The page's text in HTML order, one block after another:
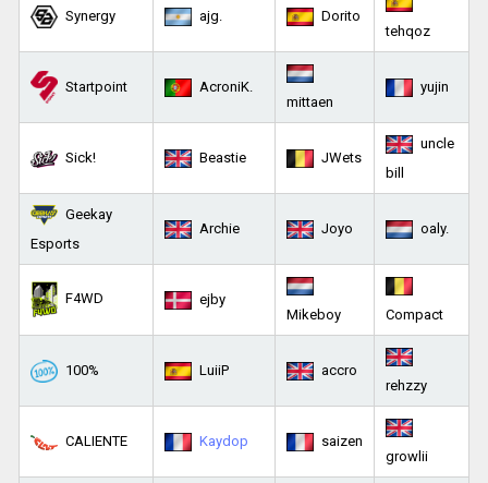
Synergy ajg.
Dorito
tehqoz
Startpoint
AcroniK.
mittaen
yujin
Sick! Beastie JWets
uncle
bill
Geekay
Esports
Archie Joyo oaly.
F4WD
ejby
Mikeboy
Compact
100% LuiiP
accro
rehzzy
CALIENTE Kaydop
saizen
growlii